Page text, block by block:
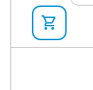
shopping_cart